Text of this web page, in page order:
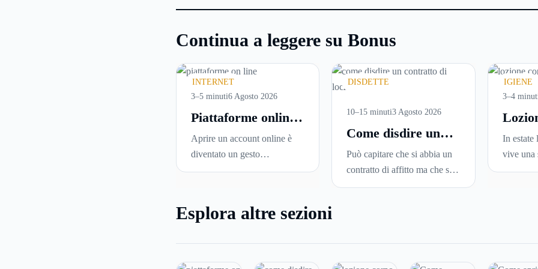
Continua a leggere su Bonus
INTERNET
3–5 minuti6 Agosto 2026
Piattaforme online:
cosa controllare
prima di iscriversi
e usare servizi in
Aprire un account online è
diventato un gesto
automatico. Si inserisce
di condizioni senza leggerle
che ci si fermi a capire dove
DISDETTE
10–15 minuti3 Agosto 2026
Come disdire un
contratto di
locazione in modo
corretto ed efficace
Può capitare che si abbia un
contratto di affitto ma che si
voglia trasferirsi in una nuova
chiedersi se è possibile
IGIENE
3–4
la
In estate
vive una
Sole,
proprio
Esplora altre sezioni